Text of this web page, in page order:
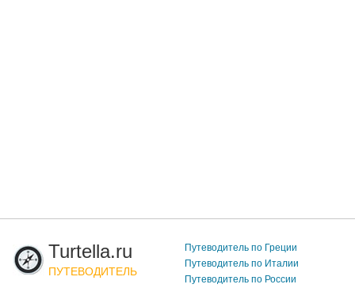
Turtella.ru
ПУТЕВОДИТЕЛЬ
Путеводитель по Греции
Путеводитель по Италии
Путеводитель по России